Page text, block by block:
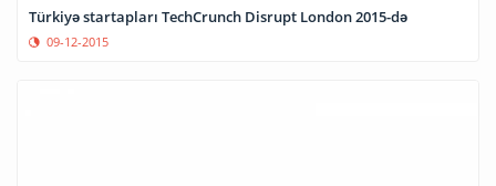
Türkiyə startapları TechCrunch Disrupt London 2015-də
09-12-2015